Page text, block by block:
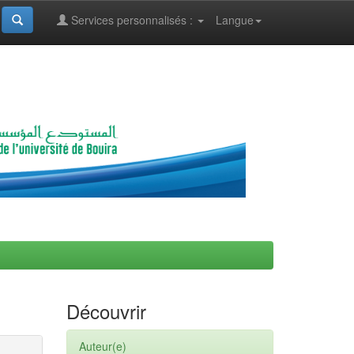
Langue
Services personnalisés :
Découvrir
Auteur(e)